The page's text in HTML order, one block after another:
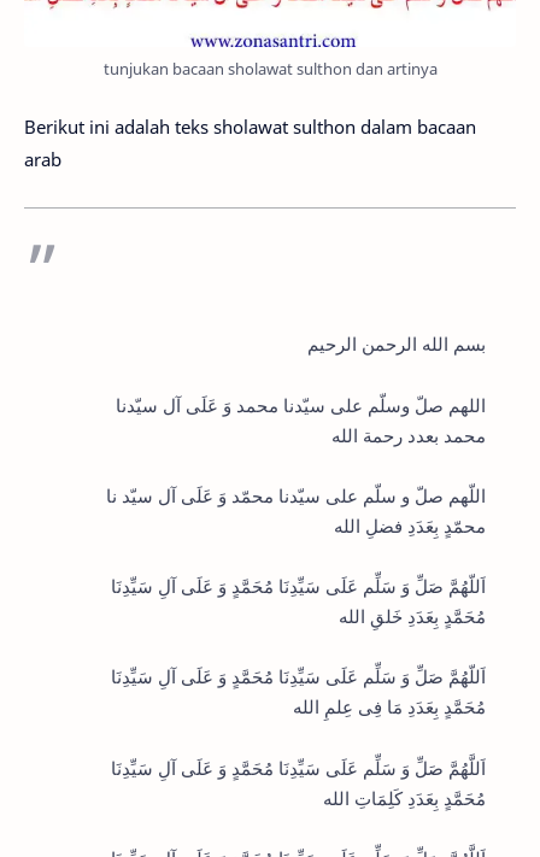
tunjukan bacaan sholawat sulthon dan artinya
Berikut ini adalah teks sholawat sulthon dalam bacaan
arab
بسم الله الرحمن الرحيم
اللهم صلّ وسلّم على سيّدنا محمد وَ عَلَى آل سيّدنا
محمد بعدد رحمة الله
اللّهم صلّ و سلّم على سيّدنا محمّد وَ عَلَى آل سيّد نا
محمّدٍ بِعَدَدِ فضلِ الله
اَللّهُمَّ صَلِّ وَ سَلِّم عَلَى سَيِّدِنَا مُحَمَّدٍ وَ عَلَى آلِ سَيِّدِنَا
مُحَمَّدٍ بِعَدَدِ خَلقِ الله
اَللّهُمَّ صَلِّ وَ سَلِّم عَلَى سَيِّدِنَا مُحَمَّدٍ وَ عَلَى آلِ سَيِّدِنَا
مُحَمَّدٍ بِعَدَدِ مَا فِى عِلمِ الله
اَللَّهُمَّ صَلِّ وَ سَلِّم عَلَى سَيِّدِنَا مُحَمَّدٍ وَ عَلَى آلِ سَيِّدِنَا
مُحَمَّدٍ بِعَدَدِ كَلِمَاتِ الله